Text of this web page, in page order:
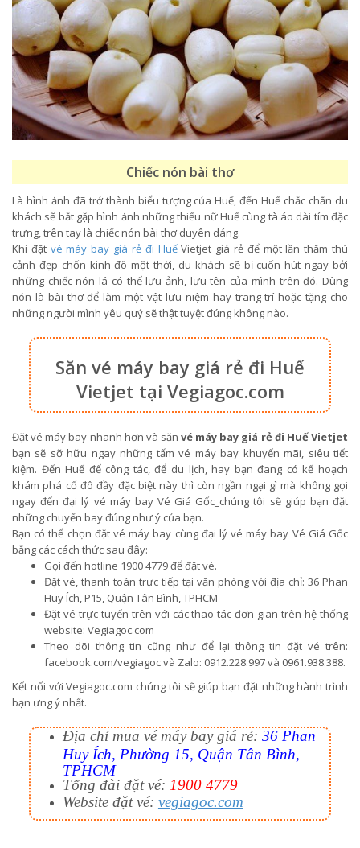
Chiếc nón bài thơ
Là hình ảnh đã trở thành biểu tượng của Huế, đến Huế chắc chắn du
khách sẽ bắt gặp hình ảnh những thiếu nữ Huế cùng tà áo dài tím đặc
trưng, trên tay là chiếc nón bài thơ duyên dáng.
Khi đặt vé máy bay giá rẻ đi HuếVietjet giá rẻ để một lần thăm thú
cảnh đẹp chốn kinh đô một thời, du khách sẽ bị cuốn hút ngay bởi
những chiếc nón lá có thể lưu ảnh, lưu tên của mình trên đó. Dùng
nón là bài thơ để làm một vật lưu niệm hay trang trí hoặc tặng cho
những người mình yêu quý sẽ thật tuyệt đúng không nào.
Săn vé máy bay giá rẻ đi Huế
Vietjet tại Vegiagoc.com
Đặt vé máy bay nhanh hơn và sănvé máy bay giá rẻ đi Huế Vietjet
bạn sẽ sỡ hữu ngay những tấm vé máy bay khuyến mãi, siêu tiết
kiệm. Đến Huế để công tác, để du lịch, hay bạn đang có kế hoạch
khám phá cố đô đầy đặc biệt này thì còn ngần ngại gì mà không gọi
ngay đến đại lý vé máy bay Vé Giá Gốc_chúng tôi sẽ giúp bạn đặt
những chuyến bay đúng như ý của bạn.
Bạn có thể chọn đặt vé máy bay cùng đại lý vé máy bay Vé Giá Gốc
bằng các cách thức sau đây:
Gọi đến hotline 1900 4779 để đặt vé.
Đặt vé, thanh toán trực tiếp tại văn phòng với địa chỉ: 36 Phan
Huy Ích, P15, Quận Tân Bình, TPHCM
Đặt vé trực tuyến trên với các thao tác đơn gian trên hệ thống
website: Vegiagoc.com
Theo dõi thông tin cũng như để lại thông tin đặt vé trên:
facebook.com/vegiagoc và Zalo: 0912.228.997 và 0961.938.388.
Kết nối với Vegiagoc.com chúng tôi sẽ giúp bạn đặt những hành trình
bạn ưng ý nhất.
Địa chỉ mua vé máy bay giá rẻ: 36 Phan
Huy Ích, Phường 15, Quận Tân Bình,
TPHCM
Tổng đài đặt vé: 1900 4779
Website đặt vé: vegiagoc.com